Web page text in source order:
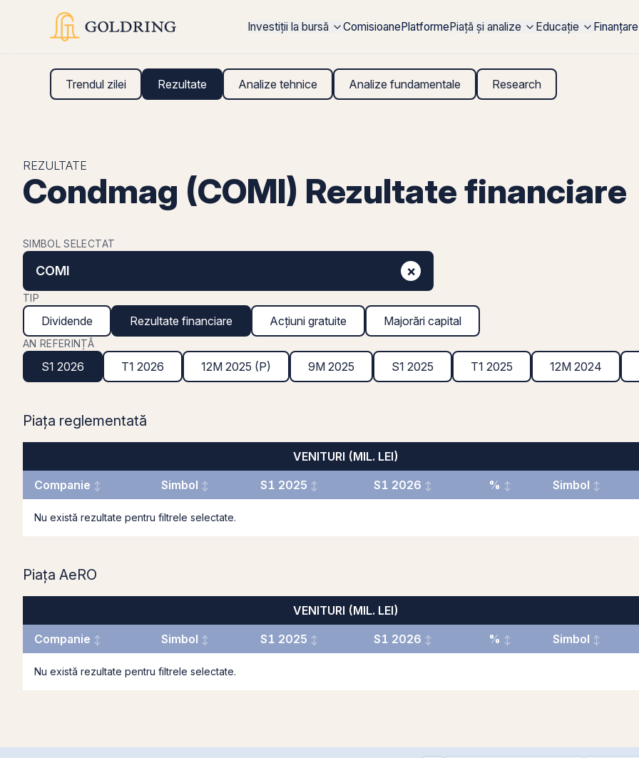
Investiții la bursă ComisioanePlatformePiață și analize Educație
Trendul zilei Rezultate Analize tehnice Analize fundamentale Research
REZULTATE
Condmag (COMI) Rezultate financiare
SIMBOL SELECTAT
COMI ×
TIP
Dividende Rezultate financiare Acțiuni gratuite Majorări capital
AN REFERINȚĂ
S1 2026 T1 2026 12M 2025 (P) 9M 2025 S1 2025 T1 2025 12M 2024
Piața reglementată
VENITURI (MIL. LEI)
Companie
Simbol S1 2025 S1 2026 % Simbol
Nu există rezultate pentru filtrele selectate.
Piața AeRO
VENITURI (MIL. LEI)
Companie
Simbol S1 2025 S1 2026 % Simbol
Nu există rezultate pentru filtrele selectate.